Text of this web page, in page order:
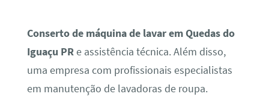
Conserto de máquina de lavar em Quedas do
Iguaçu PRe assistência técnica. Além disso,
uma empresa com profissionais especialistas
em manutenção de lavadoras de roupa.